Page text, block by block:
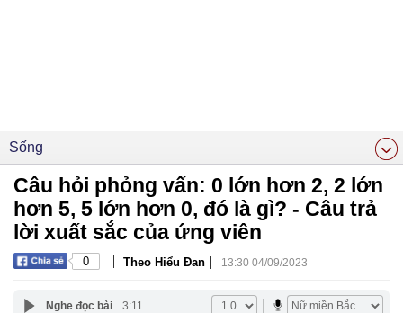
Sống
Câu hỏi phỏng vấn: 0 lớn hơn 2, 2 lớn
hơn 5, 5 lớn hơn 0, đó là gì? - Câu trả
lời xuất sắc của ứng viên
0 | Theo Hiểu Đan | 13:30 04/09/2023
Nghe đọc bài 3:11